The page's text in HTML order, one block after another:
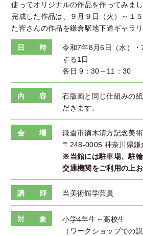
使ってオリジナルの作品を作ってみまし
完成した作品は、９月９日（火）～１
た皆さんの作品を鎌倉駅地下道ギャラ
日 時
令和7年8月6日（水）
する1日
各日 9：30～11：30
内 容
石版画と同じ仕組みの
だきます。
会 場
鎌倉市鏑木清方記念美
〒248-0005 神奈川県
※当館には駐車場、駐
交通機関をご利用の上お
講 師 当美術館学芸員
対 象
小学4年生～高校生
（ワークショップでの